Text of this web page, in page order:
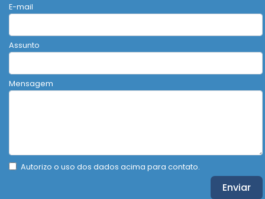
E-mail
Assunto
Mensagem
Autorizo o uso dos dados acima para contato.
Enviar